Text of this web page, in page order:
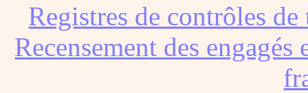
Registres de contrôles
Recensement des